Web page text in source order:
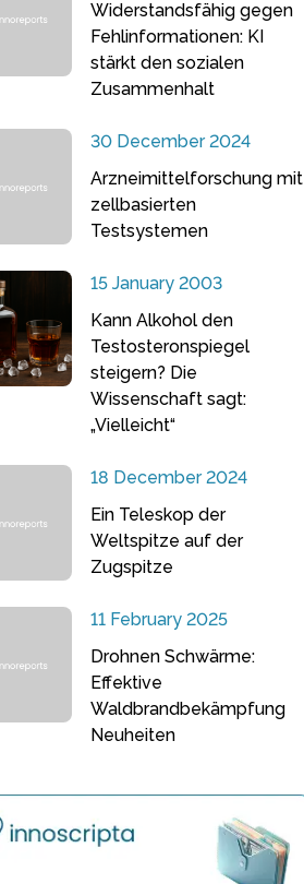
Widerstandsfähig gegen
Fehlinformationen: KI
stärkt den sozialen
Zusammenhalt
30 December 2024
Arzneimittelforschung mit
zellbasierten
Testsystemen
15 January 2003
Kann Alkohol den
Testosteronspiegel
steigern? Die
Wissenschaft sagt:
„Vielleicht“
18 December 2024
Ein Teleskop der
Weltspitze auf der
Zugspitze
11 February 2025
Drohnen Schwärme:
Effektive
Waldbrandbekämpfung
Neuheiten